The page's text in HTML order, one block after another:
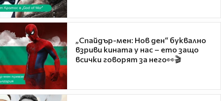
„Спайдър-мен: Нов ден“ буквално
взриви кината у нас – ето защо
всички говорят за него👀🎬